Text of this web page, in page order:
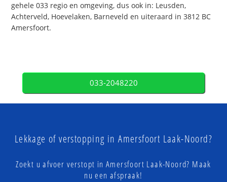
gehele 033 regio en omgeving, dus ook in: Leusden,
Achterveld, Hoevelaken, Barneveld en uiteraard in 3812 BC
Amersfoort.
033-2048220
Lekkage of verstopping in Amersfoort Laak-Noord?
Zoekt u afvoer verstopt in Amersfoort Laak-Noord? Maak
nu een afspraak!